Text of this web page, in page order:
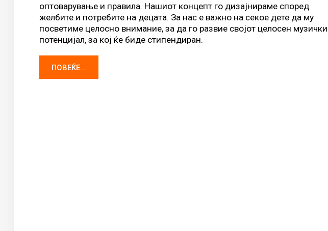
оптоварување и правила. Нашиот концепт го дизајнираме според
желбите и потребите на децата. За нас е важно на секое дете да му
посветиме целосно внимание, за да го развие својот целосен музички
потенцијал, за кој ќе биде стипендиран.
ПОВЕЌЕ...